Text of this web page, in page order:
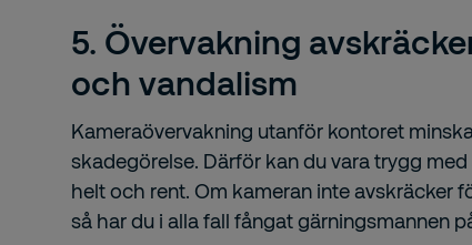
5. Övervakning
och vandalism
Kameraövervakning utanför kontoret
skadegörelse. Därför kan du vara trygg
helt och rent. Om kameran inte avskräcker
så har du i alla fall fångat gärningsmannen